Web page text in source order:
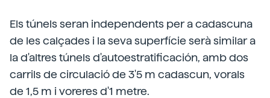
Els túnels seran independents per a cadascuna
de les calçades i la seva superfície serà similar a
la d'altres túnels d'autoestratificación, amb dos
carrils de circulació de 3'5 m cadascun, vorals
de 1,5 m i voreres d'1 metre.